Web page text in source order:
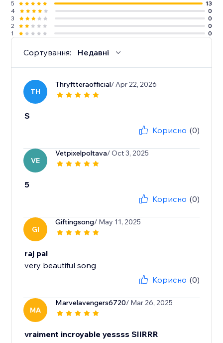
5
13
4
0
3
0
2
0
1
0
Сортування: Недавні
TH
Thryftteraofficial/ Apr 22, 2026
S
Корисно (0)
VE
Vetpixelpoltava/ Oct 3, 2025
5
Корисно (0)
GI
Giftingsong/ May 11, 2025
raj pal
very beautiful song
Корисно (0)
MA
Marvelavengers6720/ Mar 26, 2025
vraiment incroyable yessss SIIRRR